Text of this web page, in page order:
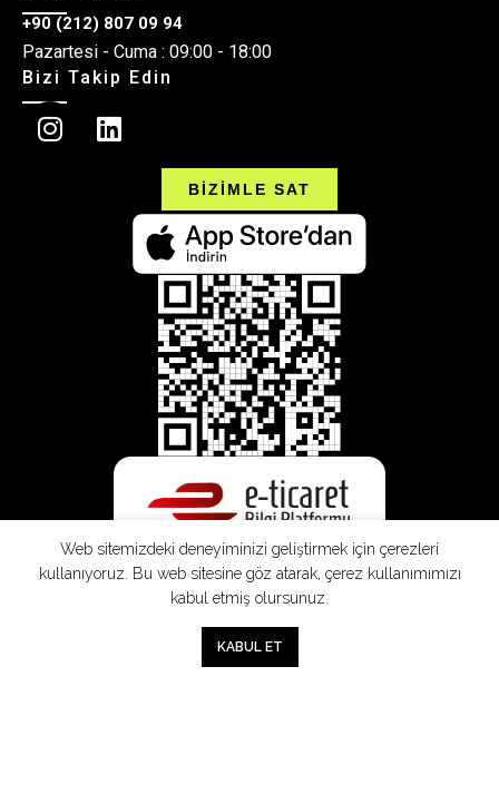
+90 (212) 807 09 94
Pazartesi - Cuma : 09:00 - 18:00
Bizi Takip Edin
BİZİMLE SAT
Web sitemizdeki deneyiminizi geliştirmek için çerezleri
kullanıyoruz. Bu web sitesine göz atarak, çerez kullanımımızı
kabul etmiş olursunuz.
KABUL ET
Sepet